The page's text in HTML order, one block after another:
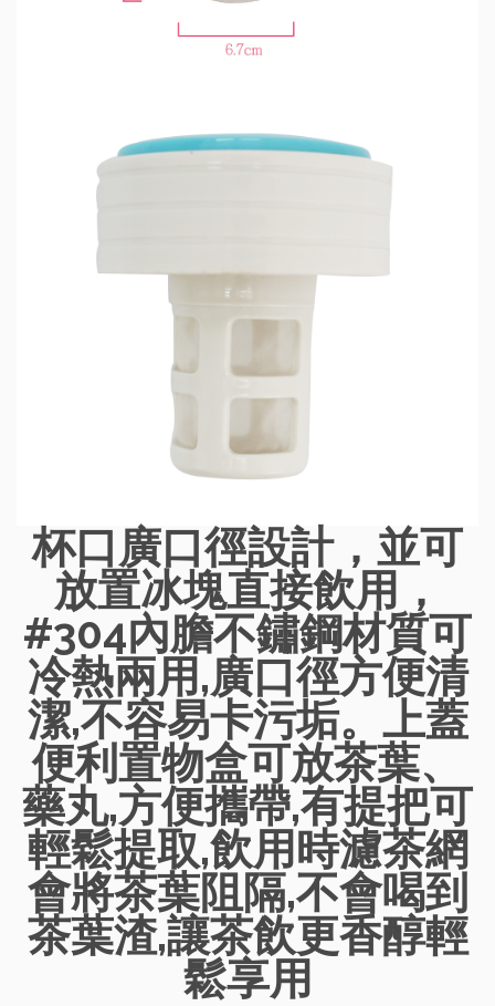
杯口廣口徑設計，並可
放置冰塊直接飲用，
#304內膽不鏽鋼材質可
冷熱兩用,廣口徑方便清
潔,不容易卡污垢。上蓋
便利置物盒可放茶葉、
藥丸,方便攜帶,有提把可
輕鬆提取,飲用時濾茶網
會將茶葉阻隔,不會喝到
茶葉渣,讓茶飲更香醇輕
鬆享用